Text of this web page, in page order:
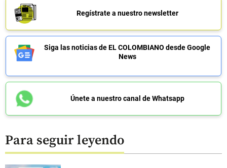
Regístrate a nuestro newsletter
Siga las noticias de EL COLOMBIANO desde Google
News
Únete a nuestro canal de Whatsapp
Para seguir leyendo